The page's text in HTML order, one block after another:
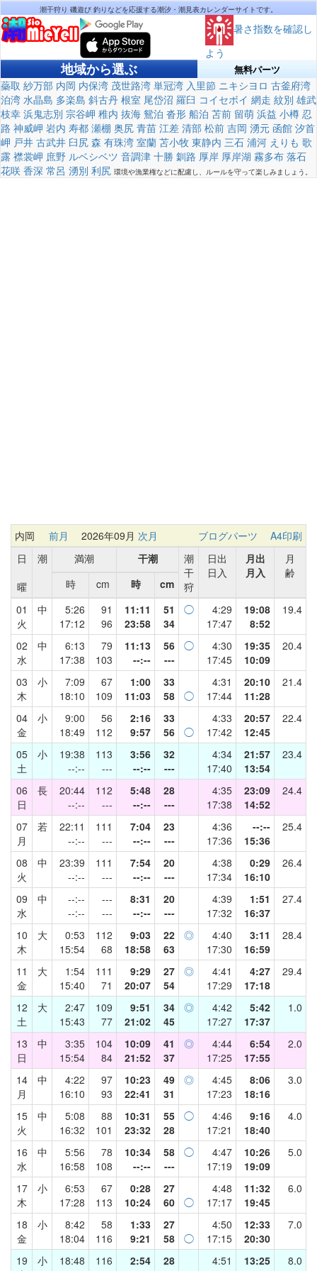
潮干狩り 磯遊び 釣りなどを応援する潮汐・潮見表カレンダーサイトです。
暑さ指数を確認し
よう
地域から選ぶ 無料パーツ
蘂取 紗万部 内岡 内保湾 茂世路湾 単冠湾 入里節 ニキシヨロ 古釜府湾
泊湾 水晶島 多楽島 斜古丹 根室 尾岱沼 羅臼 コイセボイ 網走 紋別 雄武
枝幸 浜鬼志別 宗谷岬 稚内 抜海 鴛泊 沓形 船泊 苫前 留萌 浜益 小樽 忍
路 神威岬 岩内 寿都 瀬棚 奥尻 青苗 江差 清部 松前 吉岡 湧元 函館 汐首
岬 戸井 古武井 臼尻 森 有珠湾 室蘭 苫小牧 東静内 三石 浦河 えりも 歌
露 襟裳岬 庶野 ルベシベツ 音調津 十勝 釧路 厚岸 厚岸湖 霧多布 落石
花咲 香深 常呂 湧別 利尻 環境や漁業権などに配慮し、ルールを守って楽しみましょう。
内岡 前月 2026年09月 次月 ブログパーツ
A4印刷
日
曜
潮 満潮 干潮
潮
干
狩
日出
日入
月出
月入
月
齢
時
cm 時
cm
01
火
中
5:26
17:12
91
96
11:11
23:58
51
34
◯
4:29
17:47
19:08
8:52
19.4
02
水
中
6:13
17:38
79
103
11:13
--:--
56
---
◯
4:30
17:45
19:35
10:09
20.4
03
木
小
7:09
18:10
67
109
1:00
11:03
33
58
◯
4:31
17:44
20:10
11:28
21.4
04
金
小
9:00
18:49
56
112
2:16
9:57
33
56
◯
4:33
17:42
20:57
12:45
22.4
05
土
小
19:38
--:--
113
---
3:56
--:--
32
---
4:34
17:40
21:57
13:54
23.4
06
日
長
20:44
--:--
112
---
5:48
--:--
28
---
4:35
17:38
23:09
14:52
24.4
07
月
若
22:11
--:--
111
---
7:04
--:--
23
---
4:36
17:36
--:--
15:36
25.4
08
火
中
23:39
--:--
111
---
7:54
--:--
20
---
4:38
17:34
0:29
16:10
26.4
09
水
中
--:--
--:--
---
---
8:31
--:--
20
---
4:39
17:32
1:51
16:37
27.4
10
木
大
0:53
15:54
112
68
9:03
18:58
22
63
◎
4:40
17:30
3:11
16:59
28.4
11
金
大
1:54
15:40
111
71
9:29
20:07
27
54
◎
4:41
17:29
4:27
17:18
29.4
12
土
大
2:47
15:43
109
77
9:51
21:02
34
45
◎
4:42
17:27
5:42
17:37
1.0
13
日
中
3:35
15:54
104
84
10:09
21:52
41
37
◎
4:44
17:25
6:54
17:55
2.0
14
月
中
4:22
16:10
97
93
10:23
22:41
49
31
◎
4:45
17:23
8:06
18:16
3.0
15
火
中
5:08
16:32
88
101
10:31
23:32
55
28
◯
4:46
17:21
9:16
18:40
4.0
16
水
中
5:56
16:58
78
108
10:34
--:--
58
---
◯
4:47
17:19
10:26
19:09
5.0
17
木
小
6:53
17:28
67
113
0:28
10:24
27
60
◯
4:48
17:17
11:32
19:45
6.0
18
金
小
8:42
18:04
58
116
1:33
9:21
27
58
◯
4:50
17:15
12:33
20:30
7.0
19
小
18:48
116
2:54
28
4:51
13:25
8.0